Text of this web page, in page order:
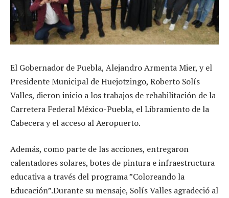
El Gobernador de Puebla, Alejandro Armenta Mier, y el
Presidente Municipal de Huejotzingo, Roberto Solís
Valles, dieron inicio a los trabajos de rehabilitación de la
Carretera Federal México-Puebla, el Libramiento de la
Cabecera y el acceso al Aeropuerto.
Además, como parte de las acciones, entregaron
calentadores solares, botes de pintura e infraestructura
educativa a través del programa ”Coloreando la
Educación”.Durante su mensaje, Solís Valles agradeció al